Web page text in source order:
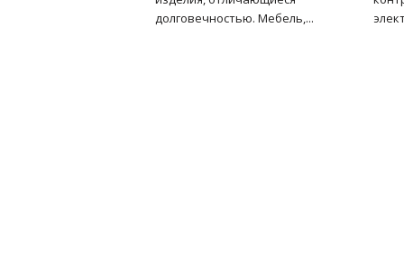
долговечностью. Мебель,...